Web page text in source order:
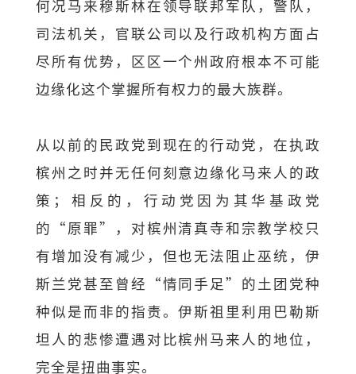
何况马来穆斯林在领导联邦军队，警队，
司法机关，官联公司以及行政机构方面占
尽所有优势，区区一个州政府根本不可能
边缘化这个掌握所有权力的最大族群。
从以前的民政党到现在的行动党，在执政
槟州之时并无任何刻意边缘化马来人的政
策；相反的，行动党因为其华基政党
的“原罪”，对槟州清真寺和宗教学校只
有增加没有减少，但也无法阻止巫统，伊
斯兰党甚至曾经“情同手足”的土团党种
种似是而非的指责。伊斯祖里利用巴勒斯
坦人的悲惨遭遇对比槟州马来人的地位，
完全是扭曲事实。